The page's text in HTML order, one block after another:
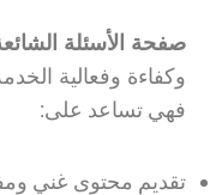
صفحة الأسئلة
وكفاءة وفعالية
فهي تساعد على:
تقديم محتوى غني